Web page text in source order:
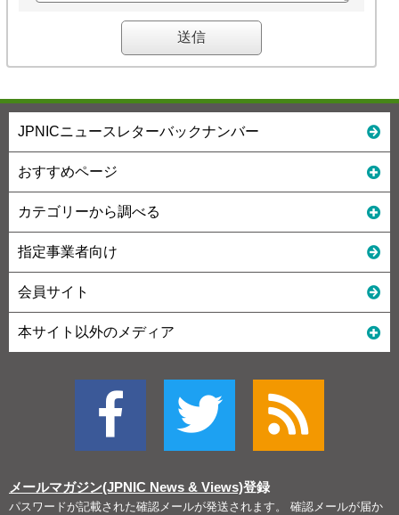
JPNICニュースレターバックナンバー
おすすめページ
カテゴリーから調べる
指定事業者向け
会員サイト
本サイト以外のメディア
メールマガジン(JPNIC News & Views)登録
パスワードが記載された確認メールが発送されます。 確認メールが届か